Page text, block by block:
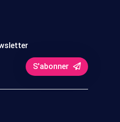
S'abonner